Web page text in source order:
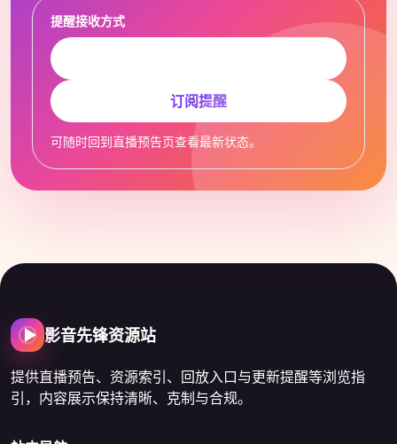
提醒接收方式
订阅提醒
可随时回到直播预告页查看最新状态。
影音先锋资源站
提供直播预告、资源索引、回放入口与更新提醒等浏览指
引，内容展示保持清晰、克制与合规。